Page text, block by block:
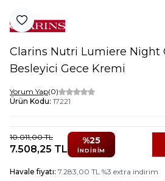
Favoriye Ekle
Clarins Nutri Lumiere Night
Besleyici Gece Kremi
Yorum Yap(0)
Ürün Kodu: 17221
10.011,00TL
7.508,25 TL
%25
İNDIRIM
Havale fiyatı: 7.283,00 TL %3 extra indirim